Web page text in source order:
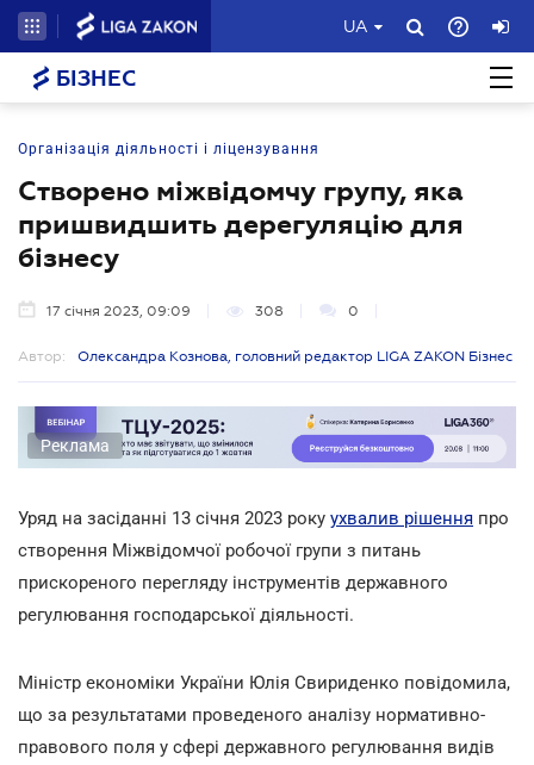
UA
БІЗНЕС
Організація діяльності і ліцензування
Створено міжвідомчу групу, яка
пришвидшить дерегуляцію для
бізнесу
17 січня 2023, 09:09 308 0
Автор: Олександра Кознова, головний редактор LIGA ZAKON Бізнес
Реклама
Уряд на засіданні 13 січня 2023 року ухвалив рішення про
створення Міжвідомчої робочої групи з питань
прискореного перегляду інструментів державного
регулювання господарської діяльності.
Міністр економіки України Юлія Свириденко повідомила,
що за результатами проведеного аналізу нормативно-
правового поля у сфері державного регулювання видів